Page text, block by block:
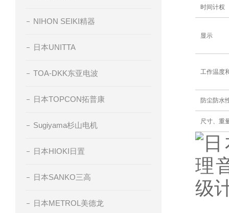
NIHON SEIKI精器
日本UNITTA
TOA-DKK东亚电波
日本TOPCON拓普康
Sugiyama杉山电机
日本HIOKI日置
日本SANKO三高
日本METROL美德龙
时间计权
显示
工作温度
防尘防水
尺寸、重